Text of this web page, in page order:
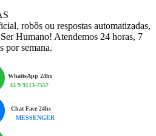
robôs ou respostas automatizadas,
Humano! Atendemos 24 horas, 7
por semana.
WhattsApp 24hs
44 9 9113-7557
Chat Face 24hs
MESSENGER